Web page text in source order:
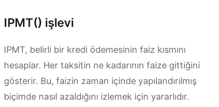
IPMT() işlevi
IPMT, belirli bir kredi ödemesinin faiz kısmını
hesaplar. Her taksitin ne kadarının faize gittiğini
gösterir. Bu, faizin zaman içinde yapılandırılmış
biçimde nasıl azaldığını izlemek için yararlıdır.